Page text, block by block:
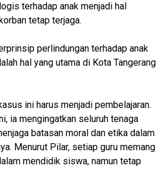
terhadap anak menjadi hal
tetap terjaga.
perlindungan terhadap anak
hal yang utama di Kota Tangerang
ini harus menjadi pembelajaran.
ia mengingatkan seluruh tenaga
batasan moral dan etika dalam
Menurut Pilar, setiap guru memang
mendidik siswa, namun tetap